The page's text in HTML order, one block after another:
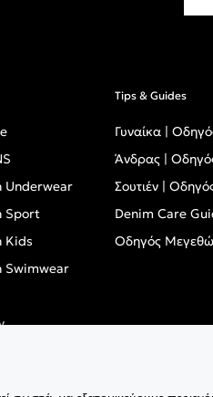
Underwear
Sport
Kids
Swimwear
Tips & Guides
Γυναίκα |
Άνδρας |
Σουτιέν |
Denim Care
Οδηγός